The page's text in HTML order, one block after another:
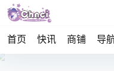
首页 快讯 商铺 导